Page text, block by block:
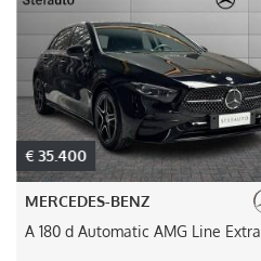
€ 35.400
MERCEDES-BENZ
A 180 d Automatic AMG Line Extra